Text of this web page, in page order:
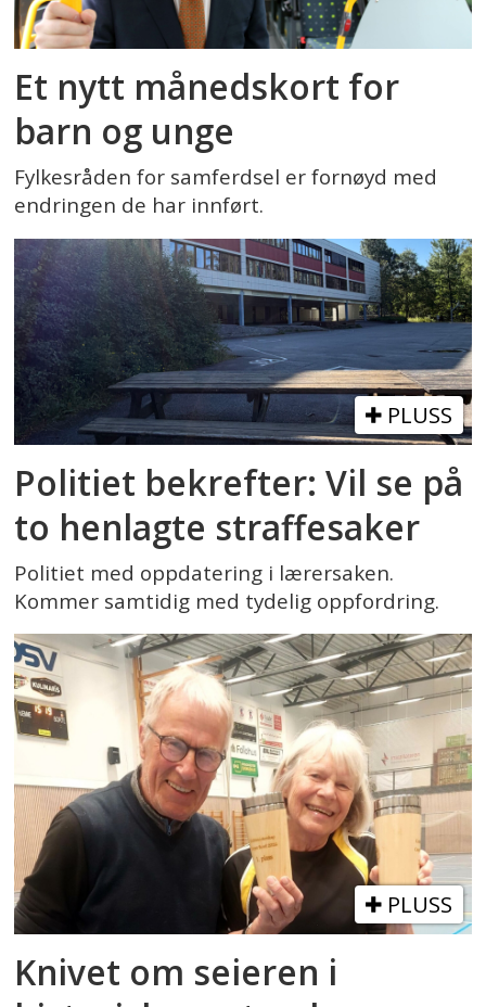
Et nytt månedskort for
barn og unge
Fylkesråden for samferdsel er fornøyd med
endringen de har innført.
PLUSS
Politiet bekrefter: Vil se på
to henlagte straffesaker
Politiet med oppdatering i lærersaken.
Kommer samtidig med tydelig oppfordring.
PLUSS
Knivet om seieren i